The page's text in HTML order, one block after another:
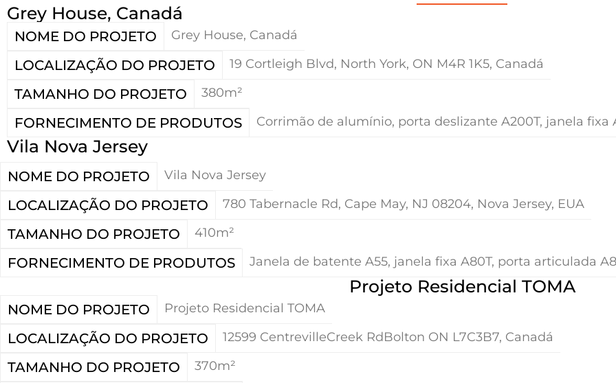
Grey House, Canadá
NOME DO PROJETO Grey House, Canadá
LOCALIZAÇÃO DO PROJETO 19 Cortleigh Blvd, North York, ON M4R 1K5, Canadá
TAMANHO DO PROJETO 380m²
FORNECIMENTO DE PRODUTOS Corrimão de alumínio, porta deslizante A200T, janela fixa
Vila Nova Jersey
NOME DO PROJETO Vila Nova Jersey
LOCALIZAÇÃO DO PROJETO 780 Tabernacle Rd, Cape May, NJ 08204, Nova Jersey, EUA
TAMANHO DO PROJETO 410m²
FORNECIMENTO DE PRODUTOS Janela de batente A55, janela fixa A80T, porta articulada
Projeto Residencial TOMA
NOME DO PROJETO Projeto Residencial TOMA
LOCALIZAÇÃO DO PROJETO 12599 CentrevilleCreek RdBolton ON L7C3B7, Canadá
TAMANHO DO PROJETO 370m²